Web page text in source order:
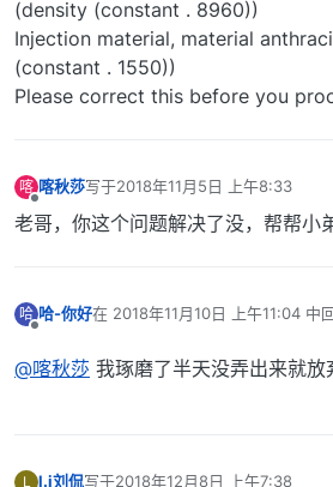
(density (constant . 8960))
Injection material, material
(constant . 1550))
Please correct this before you
喀 喀秋莎写于2018年11月5日 上午8:33
最后由 编辑
老哥，你这个问题解决了没，帮帮小
哈 哈-你好在 2018年11月10日 上午11:04 中
最后由 编辑
@喀秋莎 我琢磨了半天没弄出来就放
L l.j刘侃写于2018年12月8日 上午7:38